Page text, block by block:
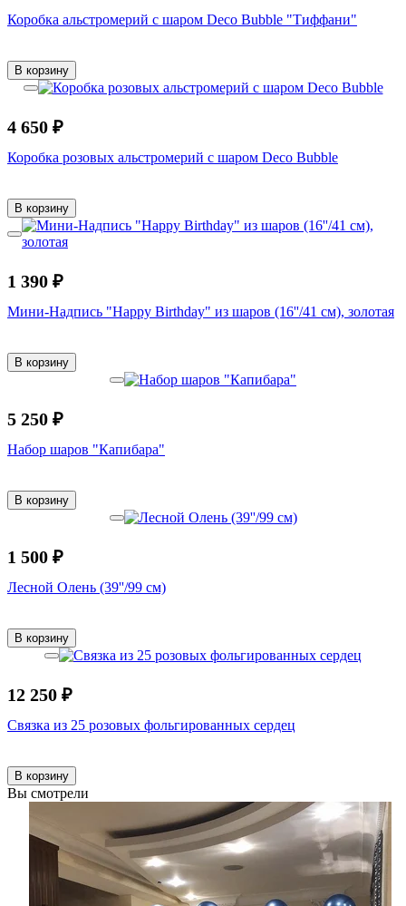
Коробка альстромерий с шаром Deco Bubble "Тиффани"
В корзину
4 650 ₽
Коробка розовых альстромерий с шаром Deco Bubble
В корзину
1 390 ₽
Мини-Надпись "Happy Birthday" из шаров (16''/41 см), золотая
В корзину
5 250 ₽
Набор шаров "Капибара"
В корзину
1 500 ₽
Лесной Олень (39''/99 см)
В корзину
12 250 ₽
Связка из 25 розовых фольгированных сердец
В корзину
Вы смотрели